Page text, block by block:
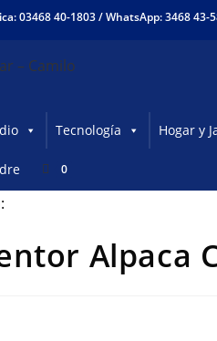
03468 40-1803 /WhatsApp: 3468 43-
Tecnología Hogar y
0
Alpaca